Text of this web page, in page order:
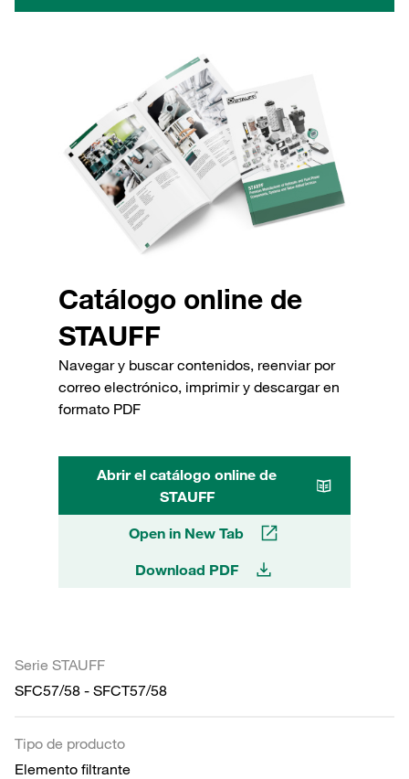
Catálogo online de
STAUFF
Navegar y buscar contenidos, reenviar por
correo electrónico, imprimir y descargar en
formato PDF
Abrir el catálogo online de
STAUFF
Open in New Tab
Download PDF
Serie STAUFF
SFC57/58 - SFCT57/58
Tipo de producto
Elemento filtrante